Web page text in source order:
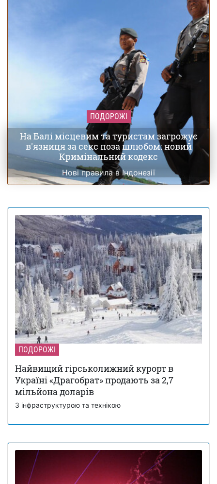
ПОДОРОЖІ
На Балі місцевим та туристам загрожує
в'язниця за секс поза шлюбом: новий
Кримінальний кодекс
Нові правила в Індонезії
ПОДОРОЖІ
Найвищий гірськолижний курорт в
Україні «Драгобрат» продають за 2,7
мільйона доларів
З інфраструктурою та технікою